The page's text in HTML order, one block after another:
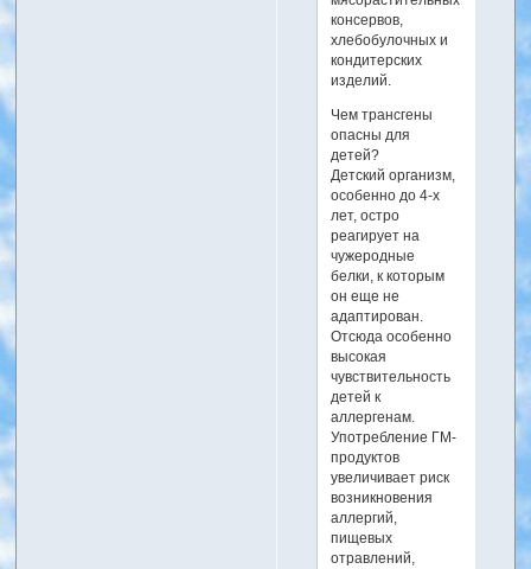
консервов,
хлебобулочных и
кондитерских
изделий.
Чем трансгены
опасны для
детей?
Детский организм,
особенно до 4-х
лет, остро
реагирует на
чужеродные
белки, к которым
он еще не
адаптирован.
Отсюда особенно
высокая
чувствительность
детей к
аллергенам.
Употребление ГМ-
продуктов
увеличивает риск
возникновения
аллергий,
пищевых
отравлений,